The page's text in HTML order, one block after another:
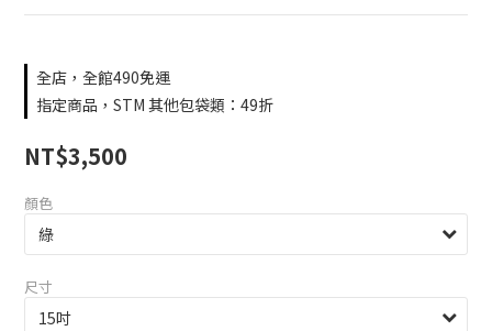
全店，全館490免運
指定商品，STM 其他包袋類：49折
NT$3,500
顏色
尺寸